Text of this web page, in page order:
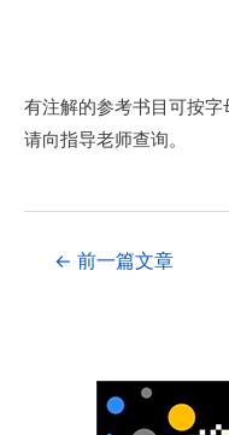
有注解的参考书目可按字
请向指导老师查询。
← 前一篇文章